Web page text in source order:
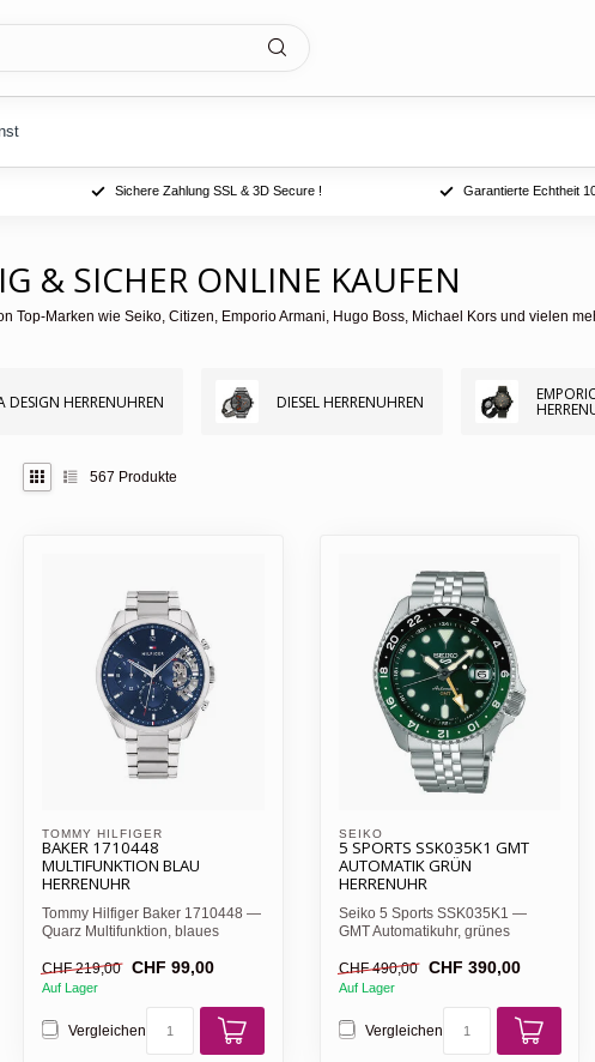
Sichere Zahlung SSL & 3D Secure ! Garantierte Echtheit
& SICHER ONLINE KAUFEN
Top-Marken wie Seiko, Citizen, Emporio Armani, Hugo Boss, Michael Kors und vielen
DESIGN HERRENUHREN DIESEL HERRENUHREN
567 Produkte
TOMMY HILFIGER
BAKER 1710448
MULTIFUNKTION BLAU
HERRENUHR
Tommy Hilfiger Baker 1710448 —
Quarz Multifunktion, blaues
CHF 219,00
CHF 99,00
Auf Lager
Vergleichen
SEIKO
5 SPORTS SSK035K1 GMT
AUTOMATIK GRÜN
HERRENUHR
Seiko 5 Sports SSK035K1 —
GMT Automatikuhr, grünes
CHF 490,00
CHF 390,00
Auf Lager
Vergleichen